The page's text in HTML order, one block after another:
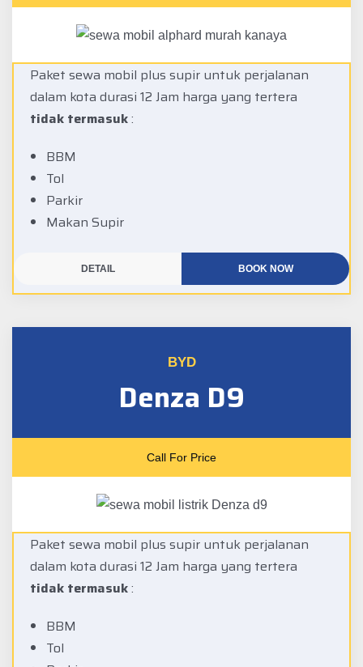
Paket sewa mobil plus supir untuk perjalanan
dalam kota durasi 12 Jam harga yang tertera
tidak termasuk:
BBM
Tol
Parkir
Makan Supir
DETAIL BOOK NOW
BYD
Denza D9
Call For Price
Paket sewa mobil plus supir untuk perjalanan
dalam kota durasi 12 Jam harga yang tertera
tidak termasuk:
BBM
Tol